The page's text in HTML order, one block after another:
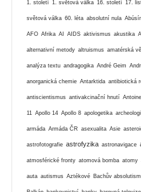
1. století 1. světová válka 16. století 17.
světová válka 60. léta absolutní nula Abúsír
AFO Afrika AI AIDS aktivismus akustika
alternativní metody altruismus amatérská
analýza textu andragogika André Geim
anorganická chemie Antarktida antibiotická
antiscientismus antivakcinační hnutí
11 Apollo 14 Apollo 8 apologetika
armáda Armáda ČR asexualita Asie
astrofotografie astrofyzika astronavigace
atmosférické fronty atomová bomba atomy
auta autismus Aztékové Bachův